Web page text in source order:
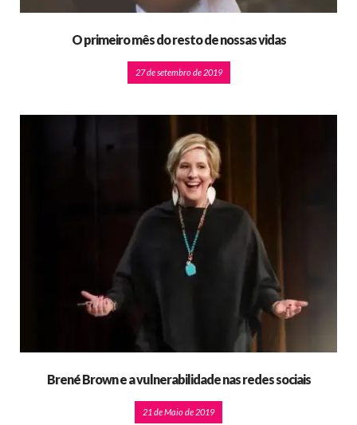
O primeiro mês do resto de nossas vidas
27 de setembro de 2019
Brené Brown e a vulnerabilidade nas redes sociais
21 de Maio de 2019